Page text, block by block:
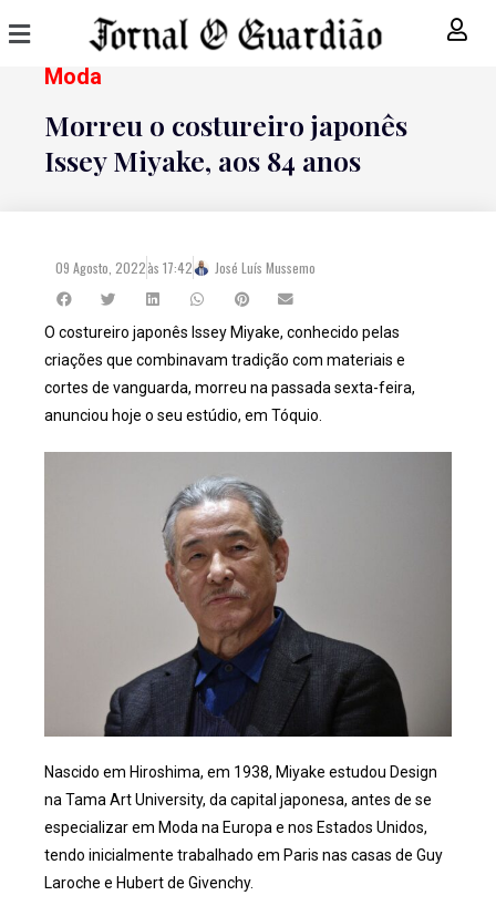
Moda
Morreu o costureiro japonês
Issey Miyake, aos 84 anos
09 Agosto, 2022às 17:42 José Luís Mussemo
O costureiro japonês Issey Miyake, conhecido pelas
criações que combinavam tradição com materiais e
cortes de vanguarda, morreu na passada sexta-feira,
anunciou hoje o seu estúdio, em Tóquio.
Nascido em Hiroshima, em 1938, Miyake estudou Design
na Tama Art University, da capital japonesa, antes de se
especializar em Moda na Europa e nos Estados Unidos,
tendo inicialmente trabalhado em Paris nas casas de Guy
Laroche e Hubert de Givenchy.